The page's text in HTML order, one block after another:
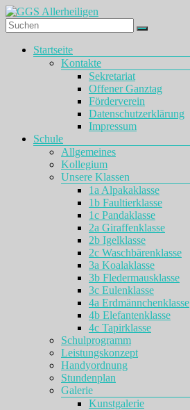
Zum
Inhalt
springen
GGS
Allerheiligen
Menü
Startseite
Kontakte
Sekretariat
Offener Ganztag
Förderverein
Datenschutzerklärung
Impressum
Schule
Allgemeines
Kollegium
Unsere Klassen
1a Alpakaklasse
1b Faultierklasse
1c Pandaklasse
2a Giraffenklasse
2b Igelklasse
2c Waschbärenklasse
3a Koalaklasse
3b Fledermausklasse
3c Eulenklasse
4a Erdmännchenklasse
4b Elefantenklasse
4c Tapirklasse
Schulprogramm
Leistungskonzept
Handyordnung
Stundenplan
Galerie
Kunstgalerie